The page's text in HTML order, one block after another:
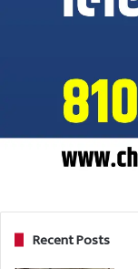
Recent Posts